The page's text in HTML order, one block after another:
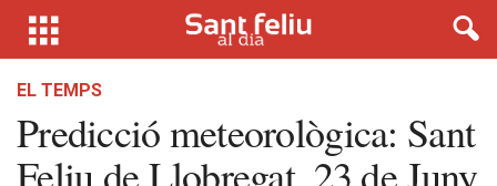
EL TEMPS
Predicció meteorològica: Sant
Feliu de Llobregat, 23 de Juny